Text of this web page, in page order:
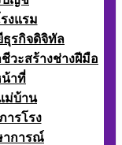
งแรม
ธุรกิจดิจิทัล
วะสร้างช่างฝีมือ
น้าที่
ม่บ้าน
ารโรง
าการณ์